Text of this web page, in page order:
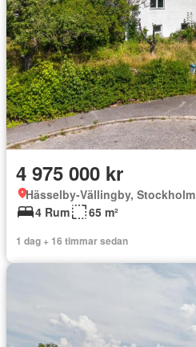
4 975 000 kr
Hässelby-Vällingby, Stockholm
4 Rum
65 m²
1 dag + 16 timmar sedan